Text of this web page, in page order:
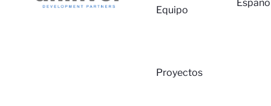
Equipo
Proyectos